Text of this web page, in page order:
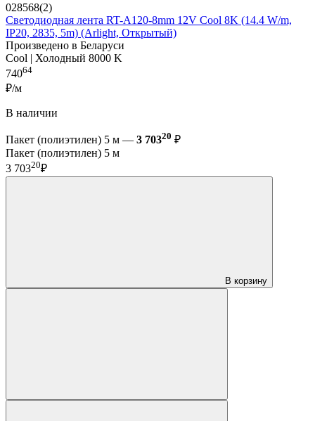
028568(2)
Светодиодная лента RT-A120-8mm 12V Cool 8K (14.4 W/m,
IP20, 2835, 5m) (Arlight, Открытый)
Произведено в Беларуси
Cool | Холодный 8000 K
74064
₽/м
В наличии
Пакет (полиэтилен) 5 м — 3 70320 ₽
Пакет (полиэтилен) 5 м
3 70320₽
В корзину